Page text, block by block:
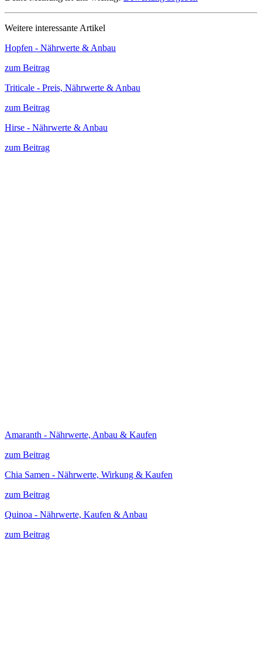
Weitere interessante Artikel
Hopfen - Nährwerte & Anbau
zum Beitrag
Triticale - Preis, Nährwerte & Anbau
zum Beitrag
Hirse - Nährwerte & Anbau
zum Beitrag
Amaranth - Nährwerte, Anbau & Kaufen
zum Beitrag
Chia Samen - Nährwerte, Wirkung & Kaufen
zum Beitrag
Quinoa - Nährwerte, Kaufen & Anbau
zum Beitrag